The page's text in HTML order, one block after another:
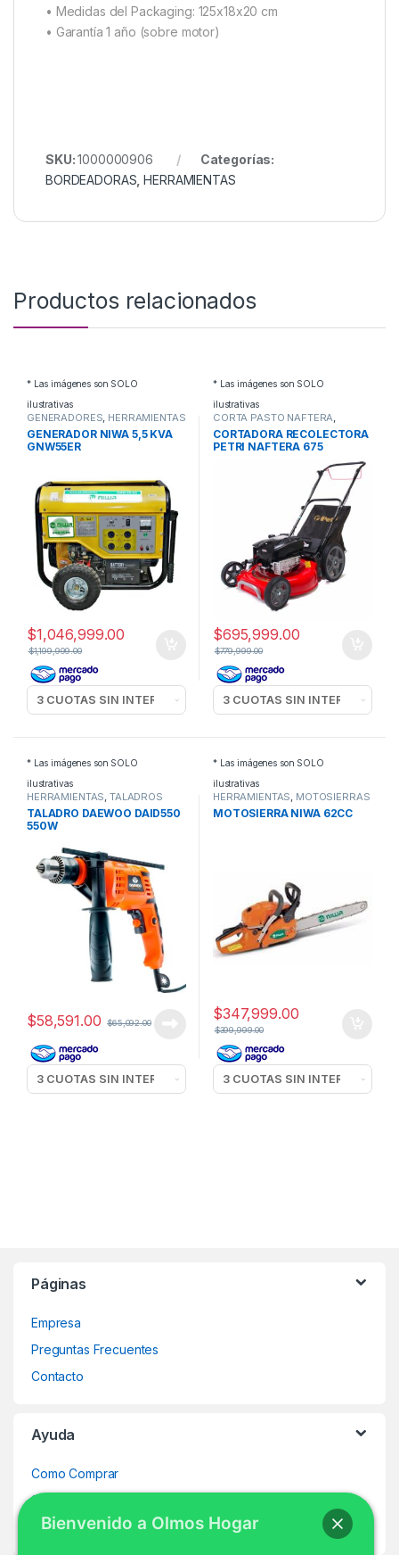
• Medidas del Packaging: 125x18x20 cm
• Garantía 1 año (sobre motor)
SKU:1000000906
Categorías:
BORDEADORAS ,HERRAMIENTAS
Productos relacionados
* Las imágenes son SOLO
ilustrativas
GENERADORES, HERRAMIENTAS
GENERADOR NIWA 5,5 KVA
GNW55ER
$1,046,999.00
$1,199,999.00
* Las imágenes son SOLO
ilustrativas
CORTA PASTO NAFTERA,
HERRAMIENTAS
CORTADORA RECOLECTORA
PETRI NAFTERA 675
$695,999.00
$779,999.00
* Las imágenes son SOLO
ilustrativas
HERRAMIENTAS,TALADROS
TALADRO DAEWOO DAID550
550W
$58,591.00 $65,092.00
* Las imágenes son SOLO
ilustrativas
HERRAMIENTAS, MOTOSIERRAS
MOTOSIERRA NIWA 62CC
$347,999.00
$399,999.00
Páginas
Empresa
Preguntas Frecuentes
Contacto
Ayuda
Como Comprar
Seguir mi Pedido
Mi Cuenta
Bienvenido a Olmos Hogar